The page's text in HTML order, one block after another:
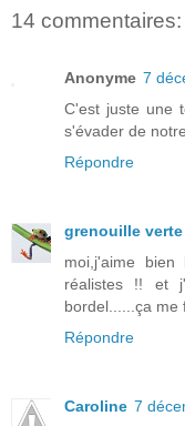
14 commentaires:
Anonyme 7
C'est juste une
s'évader de
Répondre
grenouille verte
moi,j'aime
réalistes !! et
bordel......ça me
Répondre
Caroline 7